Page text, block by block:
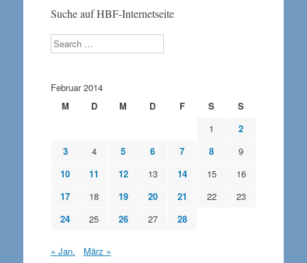
Suche auf HBF-Internetseite
Search
Februar 2014
M
D M D F S
S
1
2
3
4 5 6 7 8
9
10
11 12 13 14 15
16
17
18 19 20 21 22
23
24
25 26 27 28
« Jan. März »